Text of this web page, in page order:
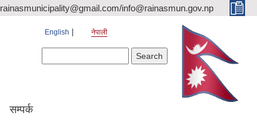
rainasmunicipality@gmail.com/info@rainasmun.gov.np
English नेपाली
सम्पर्क